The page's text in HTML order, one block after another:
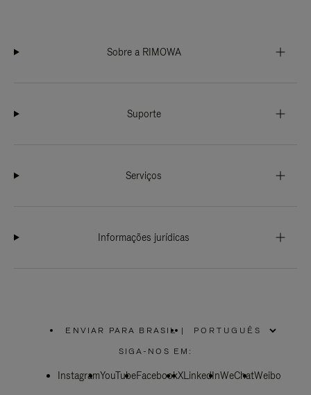
Sobre a RIMOWA
Suporte
Serviços
Informações jurídicas
ENVIAR PARA BRASIL
POR
FAVOR,
SUA
|
SIGA-NOS EM:
InstagramYouTubeFacebookXLinkedInWeChatWeibo